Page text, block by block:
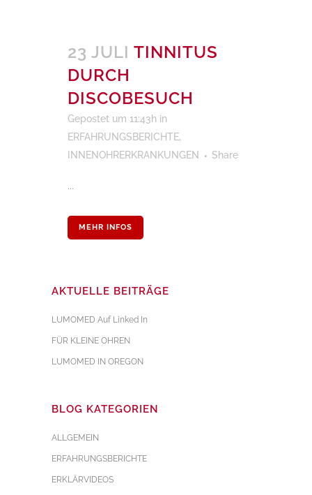
23 JULI TINNITUS
DURCH
DISCOBESUCH
Gepostet um 11:43h in
ERFAHRUNGSBERICHTE,
INNENOHRERKRANKUNGEN
Share
...
MEHR INFOS
AKTUELLE BEITRÄGE
LUMOMED Auf Linked In
FÜR KLEINE OHREN
LUMOMED IN OREGON
BLOG KATEGORIEN
ALLGEMEIN
ERFAHRUNGSBERICHTE
ERKLÄRVIDEOS